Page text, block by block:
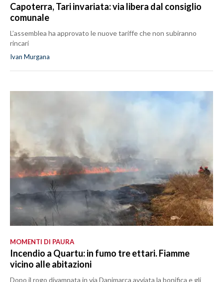
Capoterra, Tari invariata: via libera dal consiglio
comunale
L’assemblea ha approvato le nuove tariffe che non subiranno
rincari
Ivan Murgana
MOMENTI DI PAURA
Incendio a Quartu: in fumo tre ettari. Fiamme
vicino alle abitazioni
Dopo il rogo divampata in via Danimarca avviata la bonifica e gli